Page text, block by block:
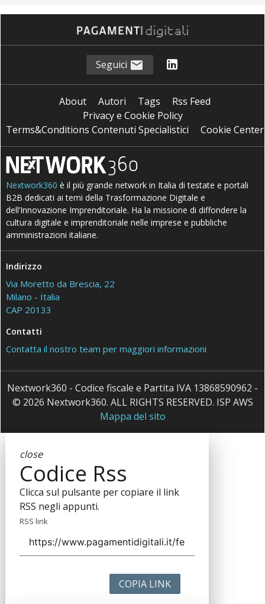
Seguici
About Autori Tags
Rss Feed
Privacy e Cookie Policy
Terms&Conditions Contenuti Specialistici
Cookie Center
Nextwork360 è il più grande network in Italia di testate e portali
B2B dedicati ai temi della Trasformazione Digitale e
dell’Innovazione Imprenditoriale. Ha la missione di diffondere la
cultura digitale e imprenditoriale nelle imprese e pubbliche
amministrazioni italiane.
Indirizzo
Via Moretto da Brescia, 22
Milano - Italia
CAP 20133
Contatti
Contatta il nostro team per maggiori informazioni
Nextwork360 - Codice fiscale e Partita IVA 13868590962 -
© 2026 Nextwork360. ALL RIGHTS RESERVED. ISP AWS
Mappa del sito
close
Codice Rss
Clicca sul pulsante per copiare il link
RSS negli appunti.
RSS link
COPIA LINK